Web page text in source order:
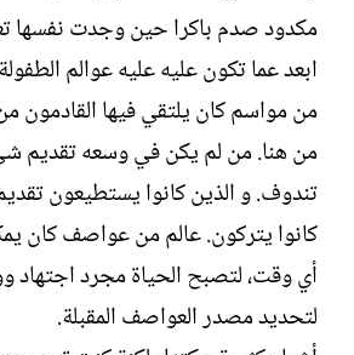
مكدود صدم باكرا حين وجدت نفسها
ابعد عما تكون عليه عليه عوالم
من مواسم كان يلتقي فيها القادمون
من هنا. من لم يكن في وسعه تقديم
تندوف. و الذين كانوا يستطيعون
كانوا يتركون. عالم من عواصف كان
أي وقت، لتصبح الحياة مجرد اجتهاد
لتحديد مصدر العواصف المقبلة.